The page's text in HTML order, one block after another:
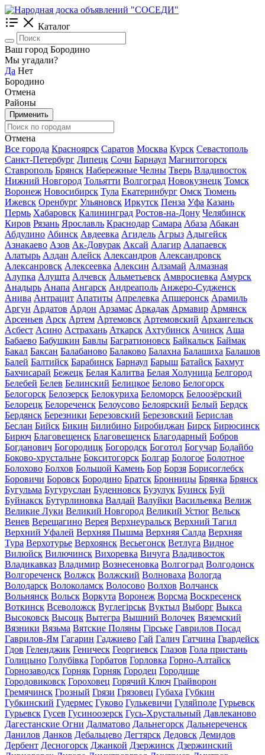
Каталог
Ваш город Бородино
Мы угадали?
Да Нет
Бородино
Отмена
Районы
Применить
Отмена
Все города Красноярск Саратов Москва Курск Севастополь
Санкт-Петербург Липецк Сочи Барнаул Магнитогорск
Ставрополь Брянск Набережные Челны Тверь Владивосток
Нижний Новгород Тольятти Волгоград Новокузнецк Томск
Воронеж Новосибирск Тула Екатеринбург Омск Тюмень
Ижевск Оренбург Ульяновск Иркутск Пенза Уфа Казань
Пермь Хабаровск Калининград Ростов-на-Дону Челябинск
Киров Рязань Ярославль Краснодар Самара Абаза Абакан
Абдулино Абинск Авдеевка Агидель Агрыз Адыгейск
Азнакаево Азов Ак-Довурак Аксай Алагир Алапаевск
Алатырь Алдан Алейск Александров Александровск
Алексанровск Алексеевка Алексин Алзамай Алмазная
Алупка Алушта Алчевск Альметьевск Амвросиевка Амурск
Анадырь Анапа Ангарск Андреаполь Анжеро-Судженск
Анива Антрацит Апатиты Апрелевка Апшеронск Арамиль
Аргун Ардатов Ардон Арзамас Аркадак Армавир Армянск
Арсеньев Арск Артем Артемовск Артемовский Архангельск
Асбест Асино Астрахань Аткарск Ахтубинск Ачинск Аша
Бабаево Бабушкин Бавлы Багратионовск Байкальск Баймак
Бакал Баксан Балабаново Балаково Балахна Балашиха Балашов
Балей Балтийск Барабинск Барнаул Барыш Батайск Бахмут
Бахчисарай Бежецк Белая Калитва Белая Холуница Белгород
Белебей Белев Белинский Белицкое Белово Белогорск
Белогорск Белозерск Белокуриха Беломорск Белоозёрский
Белорецк Белореченск Белоусово Белоярский Белый Бердск
Бердянск Березники Березовский Березовский Берислав
Беслан Бийск Бикин Билибино Биробиджан Бирск Бирюсинск
Бирюч Благовещенск Благовещенск Благодарный Бобров
Богданович Богородицк Богородск Боготол Богучар Бодайбо
Боково-хрустальне Бокситогорск Болгар Бологое Болотное
Болохово Болхов Большой Камень Бор Борзя Борисоглебск
Боровичи Боровск Бородино Братск Бронницы Брянка Брянск
Бугульма Бугуруслан Буденновск Бузулук Буинск Буй
Буйнакск Бутурлиновка Валдай Валуйки Васильевка Велиж
Великие Луки Великий Новгород Великий Устюг Вельск
Венев Верещагино Верея Верхнеуральск Верхний Тагил
Верхний Уфалей Верхняя Пышма Верхняя Салда Верхняя
Тура Верхотурье Верхоянск Весьегонск Ветлуга Видное
Вилюйск Вилючинск Вихоревка Вичуга Владивосток
Владикавказ Владимир Вознесеновка Волгоград Волгодонск
Волгореченск Волжск Волжский Волноваха Вологда
Володарск Волоколамск Волосово Волхов Волчанск
Вольнянск Вольск Воркута Воронеж Ворсма Воскресенск
Воткинск Всеволожск Вуглегірськ Вуктыл Выборг Выкса
Высоковск Высоцк Вытегра Вышний Волочек Вяземский
Вязники Вязьма Вятские Поляны Гірське Гаврилов Посад
Гаврилов-Ям Гагарин Гаджиево Гай Галич Гатчина Гвардейск
Гдов Геленджик Геническ Георгиевск Глазов Гола пристань
Голицыно Голубівка Горбатов Горловка Горно-Алтайск
Горнозаводск Горняк Горняк Городец Городище
Городовиковск Гороховец Горячий Ключ Грайворон
Гремячинск Грозный Грязи Грязовец Губаха Губкин
Губкинский Гудермес Гуково Гулькевичи Гуляйполе Гурьевск
Гурьевск Гусев Гусиноозерск Гусь-Хрустальный Давлеканово
Дагестанские Огни Далматово Дальнегорск Дальнереченск
Данилов Данков Дебальцево Дегтярск Дедовск Демидов
Дербент Десногорск Джанкой Дзержинск Дзержинский